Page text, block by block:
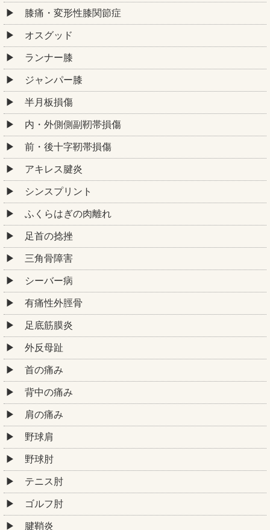
膝痛・変形性膝関節症
オスグッド
ランナー膝
ジャンパー膝
半月板損傷
内・外側側副靭帯損傷
前・後十字靭帯損傷
アキレス腱炎
シンスプリント
ふくらはぎの肉離れ
足首の捻挫
三角骨障害
シーバー病
有痛性外脛骨
足底筋膜炎
外反母趾
首の痛み
背中の痛み
肩の痛み
野球肩
野球肘
テニス肘
ゴルフ肘
腱鞘炎